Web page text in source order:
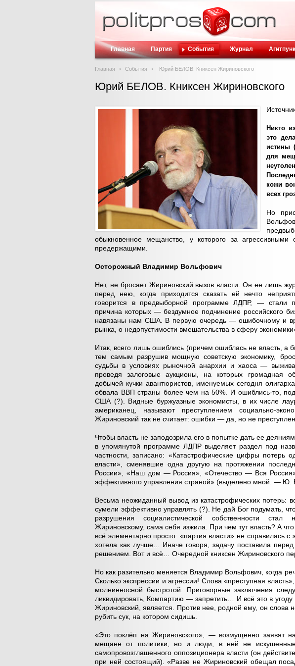
Главная Партия События Журнал
Главная События Юрий БЕЛОВ. Книксен Жириновского
Юрий БЕЛОВ. Книксен Жириновского
Никто
это
истины
для
кожи
всех
Но
обыкновенное мещанство, у которого за агрессивными
предержащими.
Осторожный Владимир Вольфович
Нет, не бросает Жириновский вызов власти. Он ее лишь
перед нею, когда приходится сказать ей нечто
говорится в предвыборной программе ЛДПР, — стали
причина которых — бездумное подчинение российского
навязаны нам США. В первую очередь — ошибочному и
рынка, о недопустимости вмешательства в сферу
Итак, всего лишь ошиблись (причем ошиблась не власть, а
тем самым разрушив мощную советскую экономику,
судьбы в условиях рыночной анархии и хаоса —
проведя залоговые аукционы, на которых громадная
добычей кучки авантюристов, именуемых сегодня
обвала ВВП страны более чем на 50%. И ошиблись-то,
США (?). Видные буржуазные экономисты, в их числе
американец, называют преступлением социально-
Жириновский так не считает: ошибки — да, но не
Чтобы власть не заподозрила его в попытке дать ее
в упомянутой программе ЛДПР выделяет раздел под
частности, записано: «Катастрофические цифры потерь
власти», сменявшие одна другую на протяжении
России», «Наш дом — Россия», «Отечество — Вся
эффективного управления страной» (выделено мной. — Ю.
Весьма неожиданный вывод из катастрофических потерь:
сумели эффективно управлять (?). Не дай Бог подумать,
разрушения социалистической собственности
Жириновскому, сама себя изжила. При чем тут власть? А
всё элементарно просто: «партия власти» не справилась
хотела как лучше… Иначе говоря, задачу поставила
решением. Вот и всё… Очередной книксен Жириновского
Но как разительно меняется Владимир Вольфович, когда
Сколько экспрессии и агрессии! Слова «преступная
молниеносной быстротой. Приговорные заключения
ликвидировать, Компартию — запретить… И всё это в
Жириновский, является. Против нее, родной ему, он слова
рубить сук, на котором сидишь.
«Это поклёп на Жириновского», — возмущенно заявят
мещане от политики, но и люди, в ней не
самопровозглашенного оппозиционера власти (он
при ней состоящий). «Разве не Жириновский обещал